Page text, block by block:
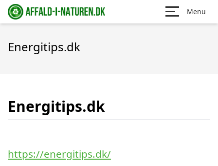
Menu
Energitips.dk
Energitips.dk
https://energitips.dk/